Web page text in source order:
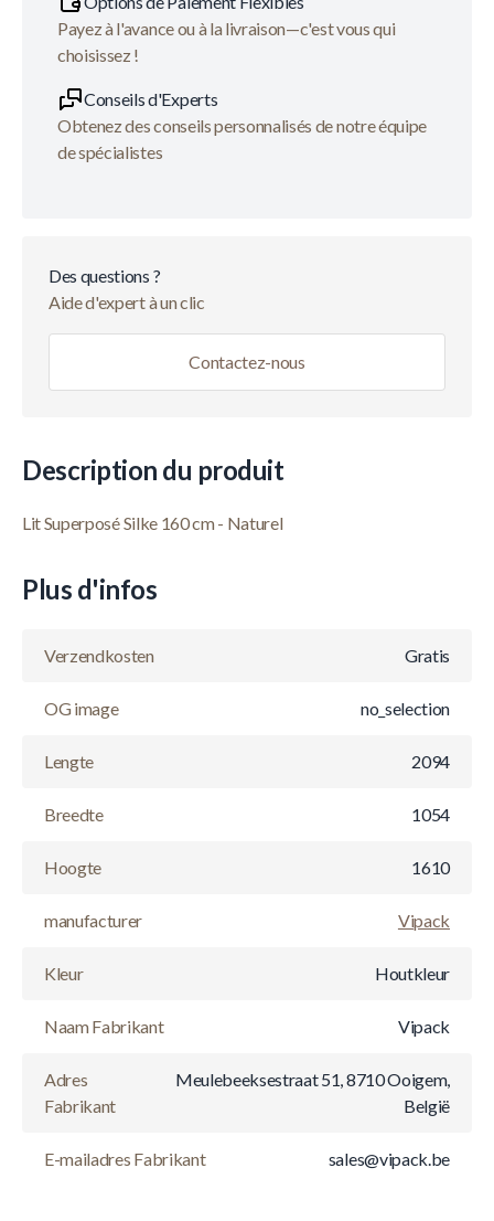
Payez à l'avance ou à la livraison—c'est vous qui
choisissez !
Conseils d'Experts
Obtenez des conseils personnalisés de notre équipe
de spécialistes
Des questions ?
Aide d'expert à un clic
Contactez-nous
Description du produit
Lit Superposé Silke 160 cm - Naturel
Plus d'infos
Verzendkosten Gratis
OG image no_selection
Lengte 2094
Breedte 1054
Hoogte 1610
manufacturer Vipack
Kleur Houtkleur
Naam Fabrikant Vipack
Adres
Fabrikant
Meulebeeksestraat 51, 8710 Ooigem,
België
E-mailadres Fabrikant sales@vipack.be